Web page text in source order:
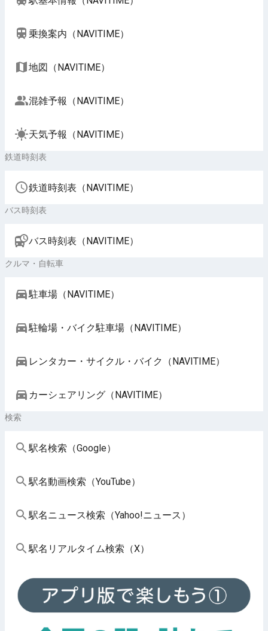
乗換案内（NAVITIME）
地図（NAVITIME）
混雑予報（NAVITIME）
天気予報（NAVITIME）
鉄道時刻表
鉄道時刻表（NAVITIME）
バス時刻表
バス時刻表（NAVITIME）
クルマ・自転車
駐車場（NAVITIME）
駐輪場・バイク駐車場（NAVITIME）
レンタカー・サイクル・バイク（NAVITIME）
カーシェアリング（NAVITIME）
検索
駅名検索（Google）
駅名動画検索（YouTube）
駅名ニュース検索（Yahoo!ニュース）
駅名リアルタイム検索（X）